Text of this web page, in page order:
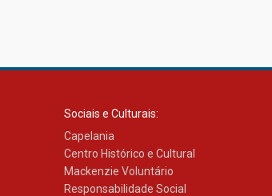
Sociais e Culturais:
Capelania
Centro Histórico e Cultural
Mackenzie Voluntário
Responsabilidade Social